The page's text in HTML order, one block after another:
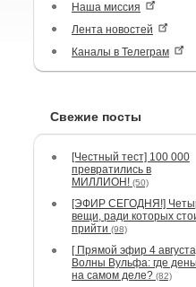
Наша миссия
Лента новостей
Каналы в Телеграм
Свежие посты
[Честный тест] 100 000
превратились в
МИЛЛИОН! (50)
[ЭФИР СЕГОДНЯ!]
вещи, ради которых
прийти (98)
[ Прямой эфир 4
Волны Вульфа: где
на самом деле? (82)